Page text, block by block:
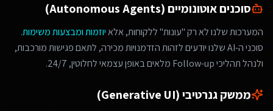
סוכנים אוטונומיים (Autonomous Agents)
המערכות שלנו לא רק "עונות" ללקוחות, אלאיוזמות ומבצעות משימות.
סוכני ה-AI שלנו יודעים לזהות הזדמנויות מכירה, לתאם פגישות מורכבות,
ולנהל תהליכי Follow-up מלאים באופן עצמאי לחלוטין, 24/7.
ממשק גנרטיבי (Generative UI)